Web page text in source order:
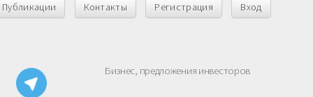
Публикации Контакты Регистрация Вход
Бизнес, предложения инвесторов